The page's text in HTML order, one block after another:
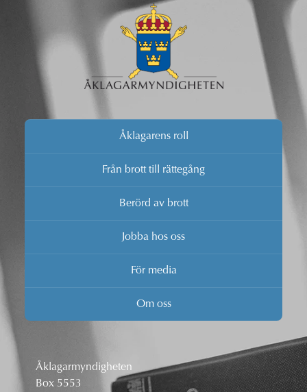
Åklagarens roll
Från brott till rättegång
Berörd av brott
Jobba hos oss
För media
Om oss
Åklagarmyndigheten
Box 5553